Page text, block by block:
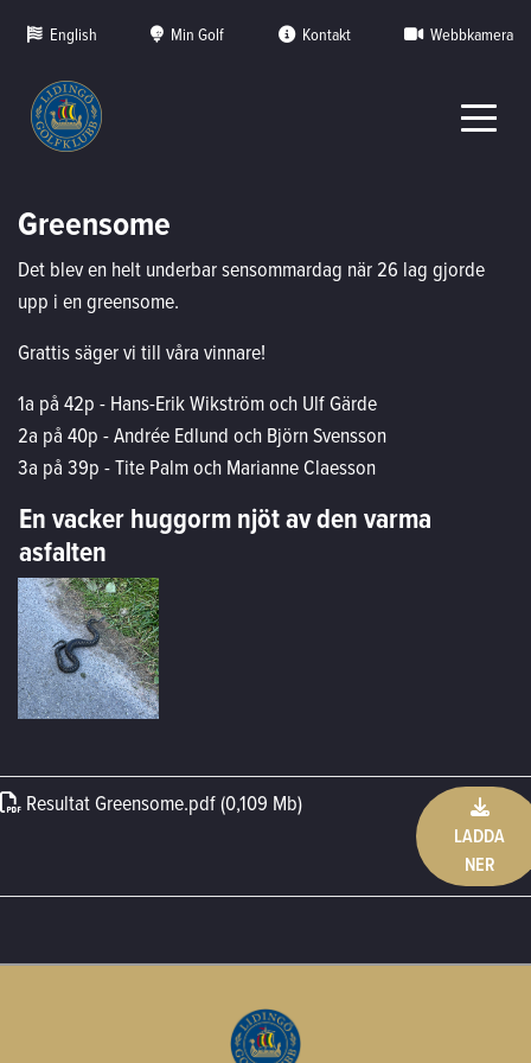
English Min Golf Kontakt Webbkamera
Greensome
Det blev en helt underbar sensommardag när 26 lag gjorde
upp i en greensome.
Grattis säger vi till våra vinnare!
1a på 42p - Hans-Erik Wikström och Ulf Gärde
2a på 40p - Andrée Edlund och Björn Svensson
3a på 39p - Tite Palm och Marianne Claesson
En vacker huggorm njöt av den varma
asfalten
Resultat Greensome.pdf (0,109 Mb)
LADDA
NER